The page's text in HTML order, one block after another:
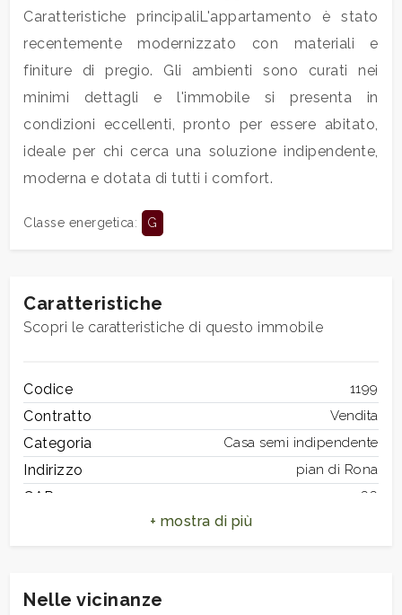
Caratteristiche principaliL'appartamento è stato
recentemente modernizzato con materiali e
finiture di pregio. Gli ambienti sono curati nei
minimi dettagli e l'immobile si presenta in
condizioni eccellenti, pronto per essere abitato,
ideale per chi cerca una soluzione indipendente,
moderna e dotata di tutti i comfort.
Classe energetica: G
Caratteristiche
Scopri le caratteristiche di questo immobile
Codice 1199
Contratto Vendita
Categoria Casa semi indipendente
Indirizzo pian di Rona
CAP 50066
Camere
Nelle vicinanze
Bagni
Qualsiasi
1
5+
Camere
1